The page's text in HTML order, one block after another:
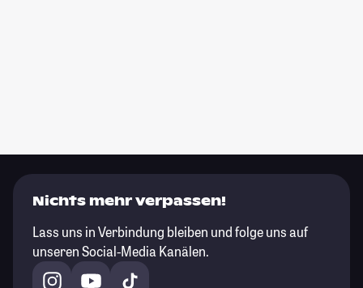
Nichts mehr verpassen!
Lass uns in Verbindung bleiben und folge uns auf
unseren Social-Media Kanälen.